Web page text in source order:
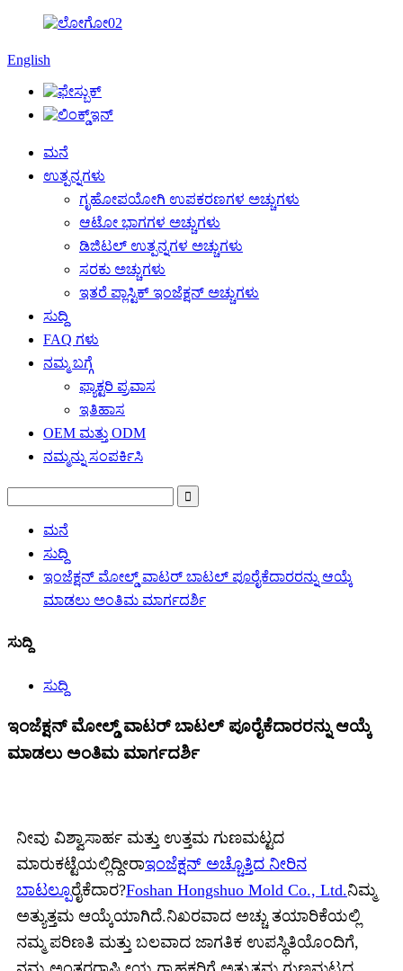
English
ಮನೆ
ಉತ್ಪನ್ನಗಳು
ಗೃಹೋಪಯೋಗಿ ಉಪಕರಣಗಳ ಅಚ್ಚುಗಳು
ಆಟೋ ಭಾಗಗಳ ಅಚ್ಚುಗಳು
ಡಿಜಿಟಲ್ ಉತ್ಪನ್ನಗಳ ಅಚ್ಚುಗಳು
ಸರಕು ಅಚ್ಚುಗಳು
ಇತರೆ ಪ್ಲಾಸ್ಟಿಕ್ ಇಂಜೆಕ್ಷನ್ ಅಚ್ಚುಗಳು
ಸುದ್ದಿ
FAQ ಗಳು
ನಮ್ಮ ಬಗ್ಗೆ
ಫ್ಯಾಕ್ಟರಿ ಪ್ರವಾಸ
ಇತಿಹಾಸ
OEM ಮತ್ತು ODM
ನಮ್ಮನ್ನು ಸಂಪರ್ಕಿಸಿ
ಮನೆ
ಸುದ್ದಿ
ಇಂಜೆಕ್ಷನ್ ಮೋಲ್ಡ್ ವಾಟರ್ ಬಾಟಲ್ ಪೂರೈಕೆದಾರರನ್ನು ಆಯ್ಕೆ
ಮಾಡಲು ಅಂತಿಮ ಮಾರ್ಗದರ್ಶಿ
ಸುದ್ದಿ
ಸುದ್ದಿ
ಇಂಜೆಕ್ಷನ್ ಮೋಲ್ಡ್ ವಾಟರ್ ಬಾಟಲ್ ಪೂರೈಕೆದಾರರನ್ನು ಆಯ್ಕೆ
ಮಾಡಲು ಅಂತಿಮ ಮಾರ್ಗದರ್ಶಿ
ನೀವು ವಿಶ್ವಾಸಾರ್ಹ ಮತ್ತು ಉತ್ತಮ ಗುಣಮಟ್ಟದ
ಮಾರುಕಟ್ಟೆಯಲ್ಲಿದ್ದೀರಾಇಂಜೆಕ್ಷನ್ ಅಚ್ಚೊತ್ತಿದ ನೀರಿನ
ಬಾಟಲ್ಪೂರೈಕೆದಾರ?Foshan Hongshuo Mold Co., Ltd.ನಿಮ್ಮ
ಅತ್ಯುತ್ತಮ ಆಯ್ಕೆಯಾಗಿದೆ.ನಿಖರವಾದ ಅಚ್ಚು ತಯಾರಿಕೆಯಲ್ಲಿ
ನಮ್ಮ ಪರಿಣತಿ ಮತ್ತು ಬಲವಾದ ಜಾಗತಿಕ ಉಪಸ್ಥಿತಿಯೊಂದಿಗೆ,